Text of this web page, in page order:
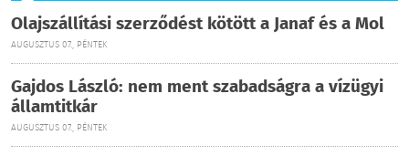
Olajszállítási szerződést kötött a Janaf és a Mol
AUGUSZTUS 07., PÉNTEK
Gajdos László: nem ment szabadságra a vízügyi
államtitkár
AUGUSZTUS 07., PÉNTEK